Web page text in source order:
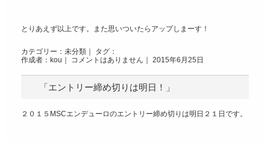
とりあえず以上です。また思いついたらアップしまーす！
カテゴリー： 未分類 ｜ タグ：
作成者：kou｜ コメントはありません ｜ 2015年6月25日
「エントリー締め切りは明日！」
２０１５MSCエンデューロのエントリー締め切りは明日２１日です。